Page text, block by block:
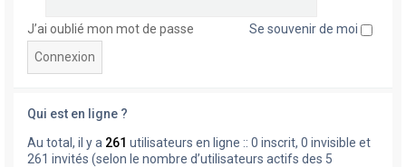
J’ai oublié mon mot de passe Se souvenir de moi
Qui est en ligne ?
Au total, il y a 261 utilisateurs en ligne :: 0 inscrit, 0 invisible et
261 invités (selon le nombre d’utilisateurs actifs des 5